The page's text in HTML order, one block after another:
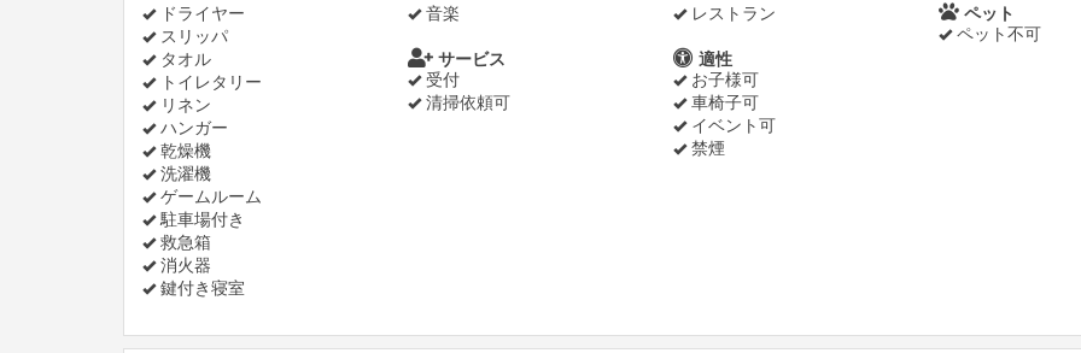
ドライヤー
スリッパ
タオル
トイレタリー
リネン
ハンガー
乾燥機
洗濯機
ゲームルーム
駐車場付き
救急箱
消火器
鍵付き寝室
音楽
レストラン
ペット
ペット不可
サービス
受付
清掃依頼可
適性
お子様可
車椅子可
イベント可
禁煙